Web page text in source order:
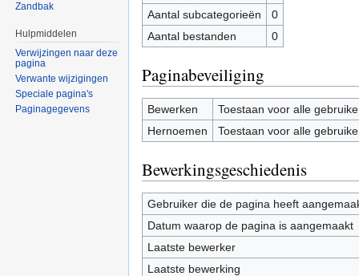
Aantal subcategorieën
0
Aantal bestanden
0
Paginabeveiliging
Bewerken
Toestaan voor alle
Hernoemen
Toestaan voor alle
Bewerkingsgeschiedenis
Gebruiker die de pagina heeft
Datum waarop de pagina is aangemaakt
Laatste bewerker
Laatste bewerking
Zandbak
Hulpmiddelen
Verwijzingen naar deze
pagina
Verwante wijzigingen
Speciale pagina's
Paginagegevens